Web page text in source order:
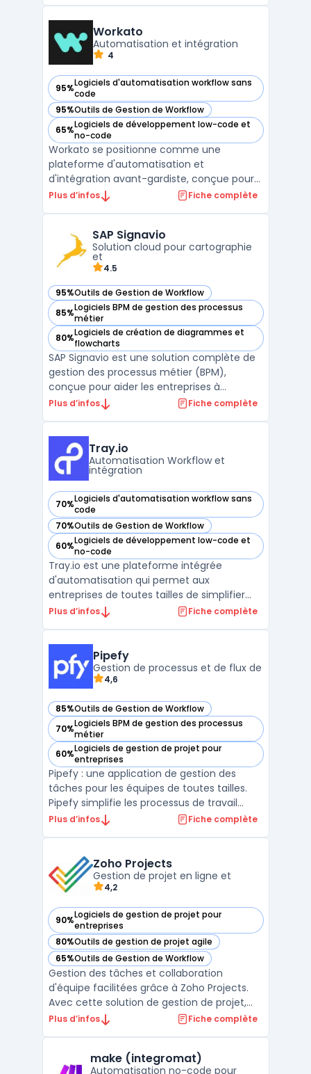
DG, PDG et indépendants en offrant une
solution complète ...
Workato
Automatisation et intégration
4
95%Logiciels d'automatisation workflow sans
code
— voir Workato dans cette catégorie
95%Outils de Gestion de Workflow
— voir Workato dans cette catégorie
65%Logiciels de développement low-code et
no-code
— voir Workato dans cette catégorie
Workato se positionne comme une
plateforme d'automatisation et
d'intégration avant-gardiste, conçue pour
révolutionner la manière dont les
l'automatisation basée sur l'IA et une
approche low-code/no-code, Workato
démocrati ...
Plus d’infos Fiche complète
SAP Signavio
Solution cloud pour cartographie
et
4.5
95%Outils de Gestion de Workflow
— voir SAP Signavio dans cette catégorie
85%Logiciels BPM de gestion des processus
métier
— voir SAP Signavio dans cette catégorie
80%Logiciels de création de diagrammes et
flowcharts
— voir SAP Signavio dans cette catégorie
SAP Signavio est une solution complète de
gestion des processus métier (BPM),
conçue pour aider les entreprises à
cartographier, analyser et optimiser leurs
processus métier, permettant d’identifier
les inefficacités, de ...
Plus d’infos Fiche complète
Tray.io
Automatisation Workflow et
intégration
70%Logiciels d'automatisation workflow sans
code
— voir Tray.io dans cette catégorie
70%Outils de Gestion de Workflow
— voir Tray.io dans cette catégorie
60%Logiciels de développement low-code et
no-code
— voir Tray.io dans cette catégorie
Tray.io est une plateforme intégrée
d'automatisation qui permet aux
entreprises de toutes tailles de simplifier
leurs processus d'affaires grâce à une
Tray.io offre une approche unifiée pour
connecter diverses appli ...
Plus d’infos Fiche complète
Pipefy
Gestion de processus et de flux de
4,6
85%Outils de Gestion de Workflow
— voir Pipefy dans cette catégorie
70%Logiciels BPM de gestion des processus
métier
— voir Pipefy dans cette catégorie
60%Logiciels de gestion de projet pour
entreprises
— voir Pipefy dans cette catégorie
Pipefy : une application de gestion des
tâches pour les équipes de toutes tailles.
Pipefy simplifie les processus de travail
avec des modèles préconfigurés pour les
créer des workflows opérationnels sans
connaissanc ...
Plus d’infos Fiche complète
Zoho Projects
Gestion de projet en ligne et
4,2
90%Logiciels de gestion de projet pour
entreprises
— voir Zoho Projects dans cette catégorie
80%Outils de gestion de projet agile
— voir Zoho Projects dans cette catégorie
65%Outils de Gestion de Workflow
— voir Zoho Projects dans cette catégorie
Gestion des tâches et collaboration
d'équipe facilitées grâce à Zoho Projects.
Avec cette solution de gestion de projet,
organisez vos tâches, discutez
temps réel. Profitez d'une vue d'ensemble
Plus d’infos Fiche complète
make (integromat)
Automatisation no-code pour